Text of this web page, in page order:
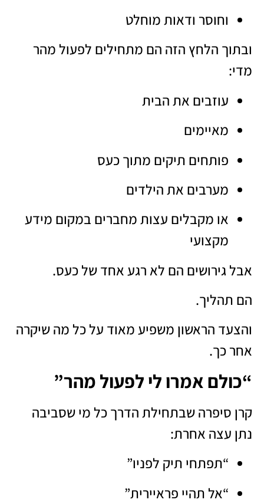
וחוסר ודאות מוחלט
ובתוך הלחץ הזה הם מתחילים לפעול מהר
מדי:
עוזבים את הבית
מאיימים
פותחים תיקים מתוך כעס
מערבים את הילדים
או מקבלים עצות מחברים במקום מידע
מקצועי
אבל גירושים הם לא רגע אחד של כעס.
הם תהליך.
והצעד הראשון משפיע מאוד על כל מה שיקרה
אחר כך.
“כולם אמרו לי לפעול מהר”
קרן סיפרה שבתחילת הדרך כל מי שסביבה
נתן עצה אחרת:
“תפתחי תיק לפניו”
“אל תהיי פראיירית”